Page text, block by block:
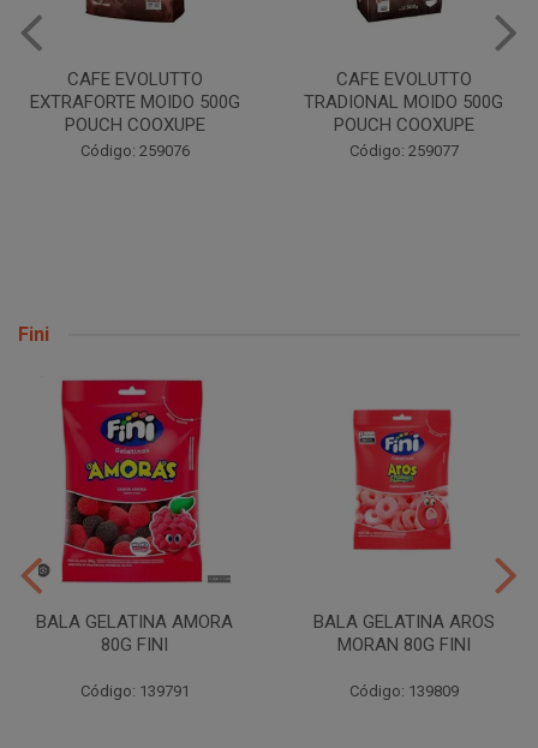
CAFE EVOLUTTO
TRADIONAL MOIDO 500G
POUCH COOXUPE
Código: 259077
CAFE EVOLUTTO PREMIUM
MOIDO 500G COOXUPE
Código: 259094
Fini
BALA GELATINA AMORA
80G FINI
Código: 139791
BALA GELATINA AROS
MORAN 80G FINI
Código: 139809